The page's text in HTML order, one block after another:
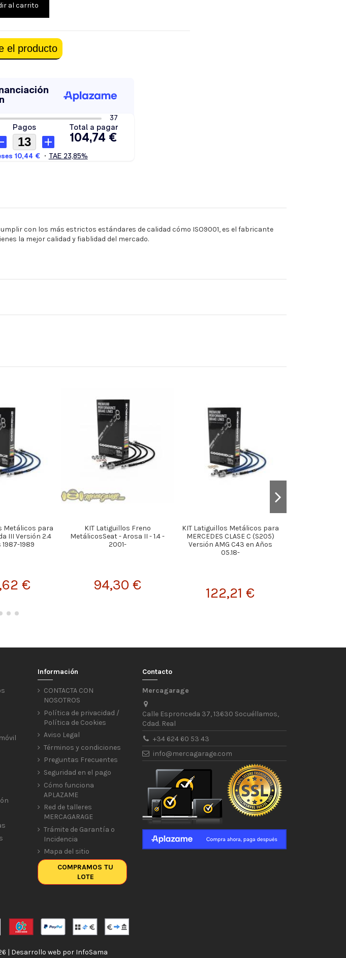
al carrito
el producto
con los más estrictos estándares de calidad cómo ISO9001, es el fabricante
la mejor calidad y fiablidad del mercado.
Metálicos para
III Versión 2.4
1989
€
KIT Latiguillos Freno
MetálicosSeat - Arosa II - 1.4 -
2001-
94,30 €
KIT Latiguillos Metálicos para
MERCEDES CLASE C (S205)
Versión AMG C43 en Años
05.18-
122,21 €
Información
CONTACTA CON
NOSOTROS
Política de privacidad /
Política de Cookies
Aviso Legal
Términos y condiciones
Preguntas Frecuentes
Seguridad en el pago
Cómo funciona
APLAZAME
Red de talleres
MERCAGARAGE
Trámite de Garantía o
Incidencia
Mapa del sitio
COMPRAMOS TU
LOTE
Contacto
Mercagarage
Calle Espronceda 37, 13630 Socuéllamos,
Cdad. Real
+34 624 60 53 43
info@mercagarage.com
| Desarrollo web por InfoSama